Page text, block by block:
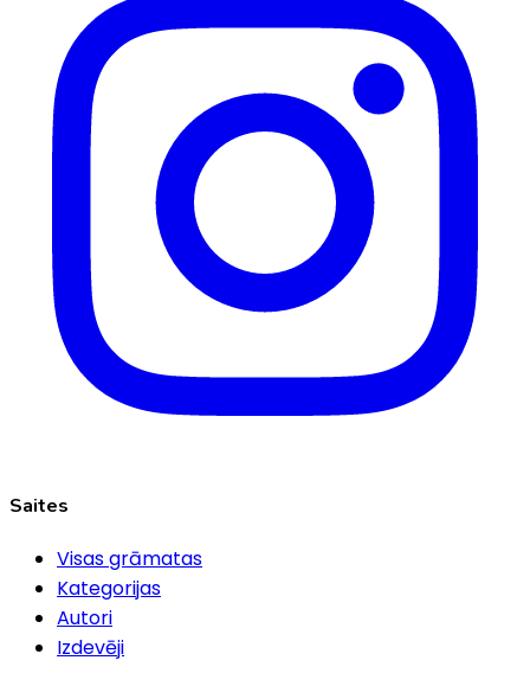
Saites
Visas grāmatas
Kategorijas
Autori
Izdevēji